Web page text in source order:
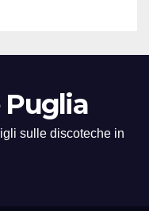
Puglia
sulle discoteche in